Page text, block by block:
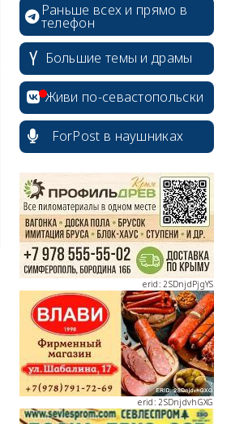
Раньше всех и прямо в
телефон
Большие темы и драмы
Живи по-севастопольски
ForPost в наушниках
erid: 2SDnjdPjgYS
erid: 2SDnjdvhGXG